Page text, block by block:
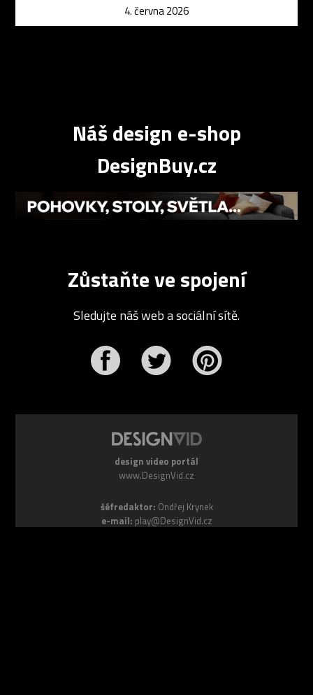
4. června 2026
Náš design e-shop
DesignBuy.cz
Zůstaňte ve spojení
Sledujte náš web a sociální sítě.
design video portál
www.DesignVid.cz
šéfredaktor: Ondřej Krynek
e-mail: play@DesignVid.cz